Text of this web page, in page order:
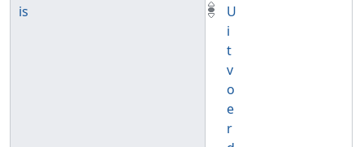
is
U
i
t
v
o
e
r